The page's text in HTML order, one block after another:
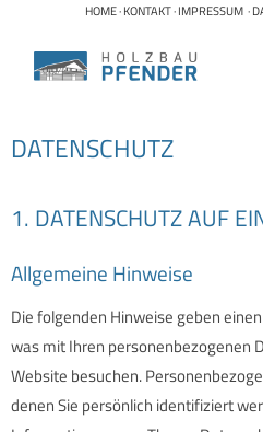
HOME·KONTAKT·IMPRESSUM ·
DATENSCHUTZ
1. DATENSCHUTZ AUF
Allgemeine Hinweise
Die folgenden Hinweise geben
was mit Ihren personenbezogenen
Website besuchen.
denen Sie persönlich identifiziert